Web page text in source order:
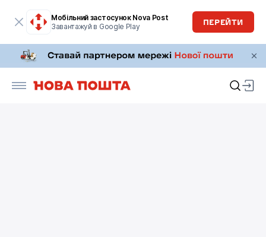
Мобільний застосунок Nova Post
Завантажуй в Google Play
ПЕРЕЙТИ